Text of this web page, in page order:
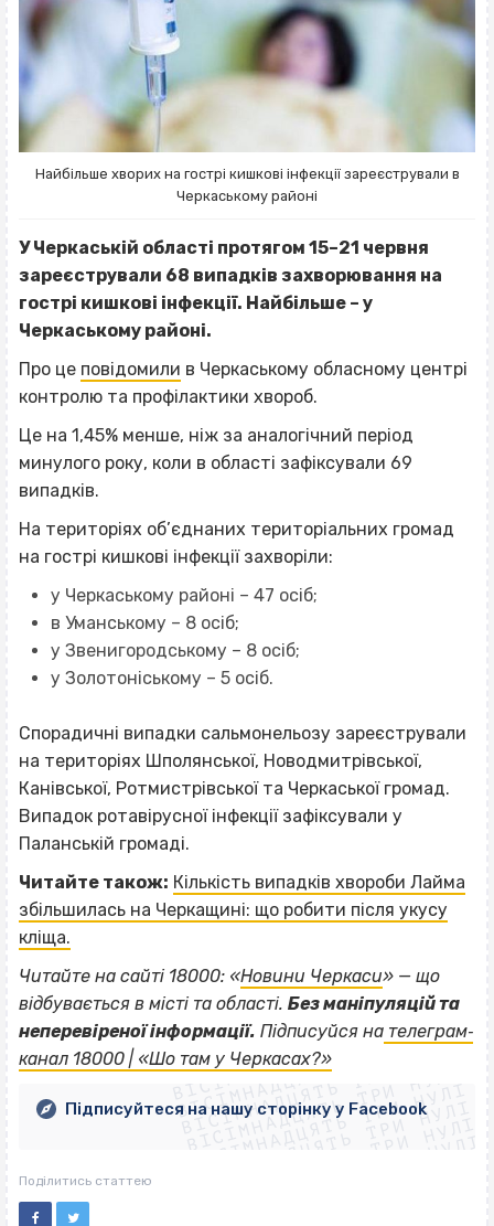
Найбільше хворих на гострі кишкові інфекції зареєстрували в
Черкаському районі
У Черкаській області протягом 15–21 червня
зареєстрували 68 випадків захворювання на
гострі кишкові інфекції. Найбільше – у
Черкаському районі.
Про це повідомили в Черкаському обласному центрі
контролю та профілактики хвороб.
Це на 1,45% менше, ніж за аналогічний період
минулого року, коли в області зафіксували 69
випадків.
На територіях об’єднаних територіальних громад
на гострі кишкові інфекції захворіли:
у Черкаському районі – 47 осіб;
в Уманському – 8 осіб;
у Звенигородському – 8 осіб;
у Золотоніському – 5 осіб.
Спорадичні випадки сальмонельозу зареєстрували
на територіях Шполянської, Новодмитрівської,
Канівської, Ротмистрівської та Черкаської громад.
Випадок ротавірусної інфекції зафіксували у
Паланській громаді.
Читайте також: Кількість випадків хвороби Лайма
збільшилась на Черкащині: що робити після укусу
кліща.
Читайте на сайті 18000: «Новини Черкаси» — що
відбувається в місті та області. Без маніпуляцій та
неперевіреної інформації. Підписуйся на телеграм‐
канал 18000 | «Шо там у Черкасах?»
ВІСІМНАДЦЯТЬ ТРИ НУЛІ
ВІСІМНАДЦЯТЬ ТРИ НУЛІ
ВІСІМНАДЦЯТЬ ТРИ НУЛІ
ВІСІМНАДЦЯТЬ ТРИ НУЛІ
ВІСІМНАДЦЯТЬ ТРИ НУЛІ
ВІСІМНАДЦЯТЬ ТРИ НУЛІ
ВІСІМНАДЦЯТЬ ТРИ НУЛІ
ВІСІМНАДЦЯТЬ ТРИ НУЛІ
Підписуйтеся на нашу сторінку у Facebook
Поділитись статтею